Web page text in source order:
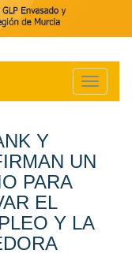
Toggle
Y
UN
PARA
EL
Y LA